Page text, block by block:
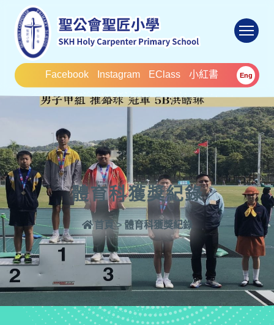
Facebook Instagram EClass 小紅書 Eng
體育科獲獎紀錄
首頁 > 體育科獲獎紀錄